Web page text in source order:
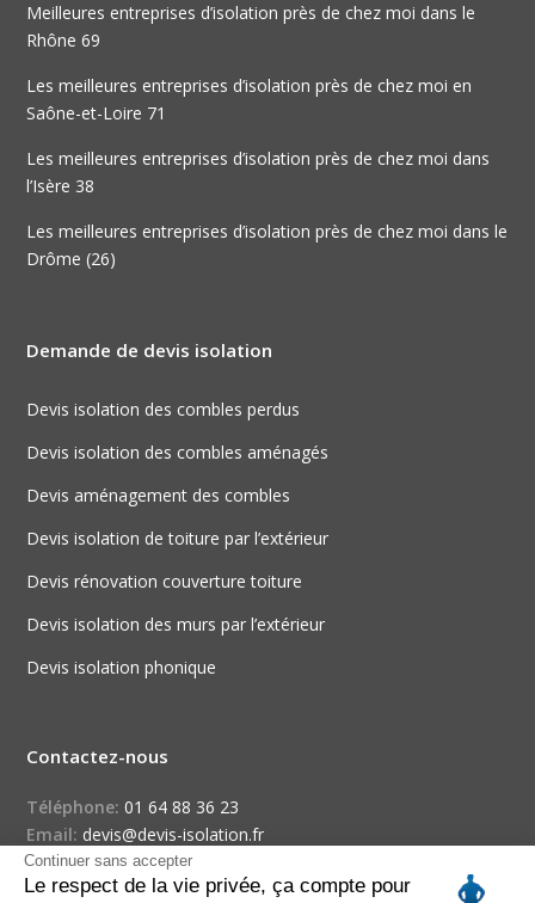
Meilleures entreprises d’isolation près de chez moi dans le
Rhône 69
Les meilleures entreprises d’isolation près de chez moi en
Saône-et-Loire 71
Les meilleures entreprises d’isolation près de chez moi dans
l’Isère 38
Les meilleures entreprises d’isolation près de chez moi dans le
Drôme (26)
Demande de devis isolation
Devis isolation des combles perdus
Devis isolation des combles aménagés
Devis aménagement des combles
Devis isolation de toiture par l’extérieur
Devis rénovation couverture toiture
Devis isolation des murs par l’extérieur
Devis isolation phonique
Contactez-nous
Téléphone: 01 64 88 36 23
Email: devis@devis-isolation.fr
Continuer sans accepter
Le respect de la vie privée, ça compte pour